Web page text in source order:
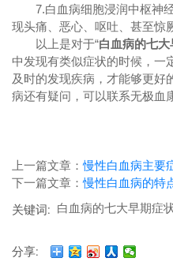
7.白血病细胞浸润中枢神经
现头痛、恶心、呕吐、甚至惊
以上是对于“白血病的七
中发现有类似症状的时候，一
及时的发现疾病，才能够更好
病还有疑问，可以联系无极血
上一篇文章：慢性白血病主要
下一篇文章：慢性白血病的特
关键词: 白血病的七大早期症
分享: